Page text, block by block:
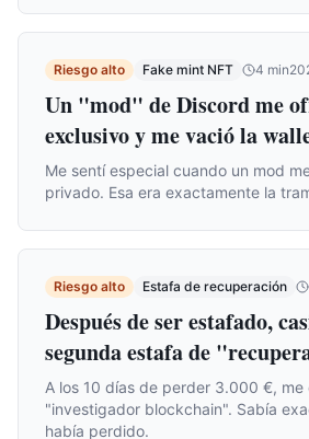
Riesgo alto Fake mint NFT 4 min
Un "mod" de Discord me
exclusivo y me vació la
Me sentí especial cuando un mod
privado. Esa era exactamente la
Riesgo alto Estafa de recuperación
Después de ser estafado,
segunda estafa de
A los 10 días de perder 3.000 €, me
"investigador blockchain". Sabía
había perdido.